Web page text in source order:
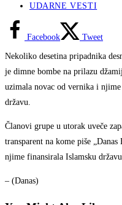
published:
Post
UDARNE VESTI
Facebook Tweet
Nekoliko desetina pripadnika
je dimne bombe na prilazu
uzimala novac od vernika i
državu.
Članovi grupe u utorak uveče
transparent na kome piše
njime finansirala Islamsku
– (Danas)